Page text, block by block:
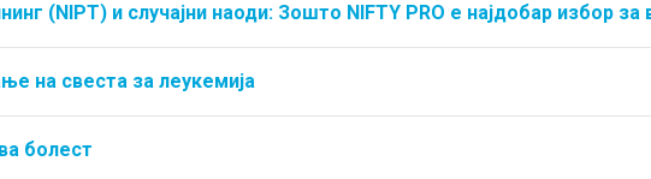
(NIPT) и случајни наоди: Зошто NIFTY PRO е најдобар избор за
на свеста за леукемија
болест